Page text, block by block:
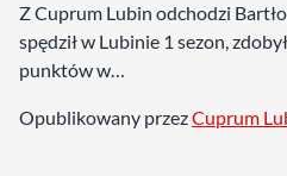
Z Cuprum Lubin odchodzi
spędził w Lubinie 1 sezon,
punktów w…
Opublikowany przezCuprum